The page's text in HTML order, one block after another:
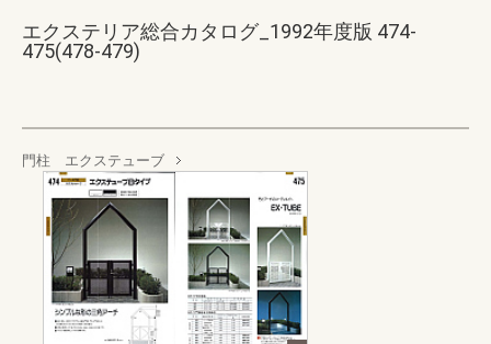
エクステリア総合カタログ_1992年度版 474-
475(478-479)
門柱 エクステューブ